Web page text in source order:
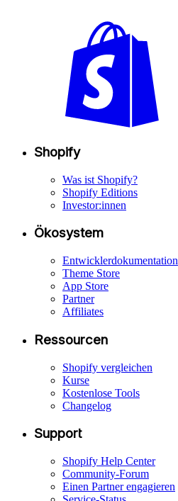
Shopify
Was ist Shopify?
Shopify Editions
Investor:innen
Ökosystem
Entwicklerdokumentation
Theme Store
App Store
Partner
Affiliates
Ressourcen
Shopify vergleichen
Kurse
Kostenlose Tools
Changelog
Support
Shopify Help Center
Community-Forum
Einen Partner engagieren